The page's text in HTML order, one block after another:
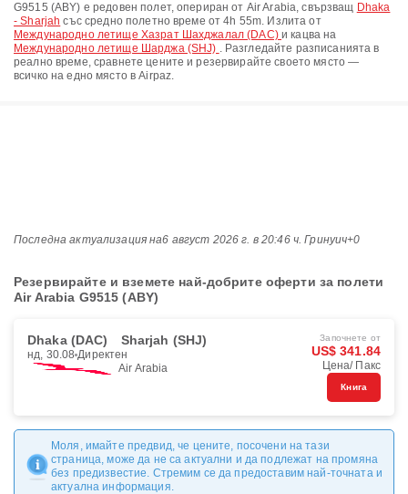
G9515 (ABY) е редовен полет, опериран от Air Arabia, свързващ Dhaka
- Sharjah със средно полетно време от4h 55m. Излита от
Международно летище Хазрат Шахджалал (DAC)и кацва на
Международно летище Шарджа (SHJ) . Разгледайте разписанията в
реално време, сравнете цените и резервирайте своето място —
всичко на едно място в Airpaz.
Последна актуализация на6 август 2026 г. в 20:46 ч. Гринуич+0
Резервирайте и вземете най-добрите оферти за полети
Air Arabia G9515 (ABY)
Dhaka (DAC) Sharjah (SHJ)
нд, 30.08 Директен
Air Arabia
Започнете от
US$ 341.84
Цена/ Пакс
Книга
Моля, имайте предвид, че цените, посочени на тази
страница, може да не са актуални и да подлежат на промяна
без предизвестие. Стремим се да предоставим най-точната и
актуална информация.